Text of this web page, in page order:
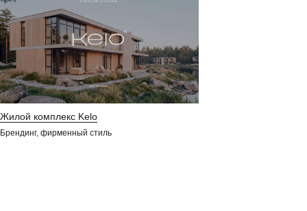
Жилой комплекс Kelo
Брендинг, фирменный стиль